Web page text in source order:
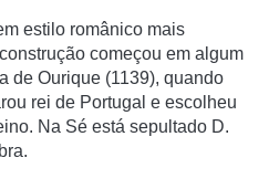
estilo românico mais
começou em algum
de Ourique (1139), quando
rei de Portugal e escolheu
Na Sé está sepultado D.